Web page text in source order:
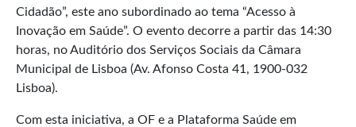
Cidadão”, este ano subordinado ao tema “Acesso à
Inovação em Saúde”. O evento decorre a partir das 14:30
horas, no Auditório dos Serviços Sociais da Câmara
Municipal de Lisboa (Av. Afonso Costa 41, 1900-032
Lisboa).
Com esta iniciativa, a OF e a Plataforma Saúde em